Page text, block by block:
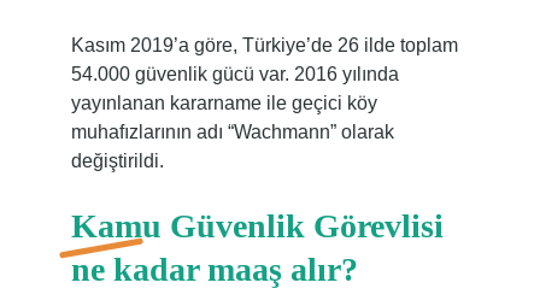
Kasım 2019’a göre, Türkiye’de 26 ilde toplam
54.000 güvenlik gücü var. 2016 yılında
yayınlanan kararname ile geçici köy
muhafızlarının adı “Wachmann” olarak
değiştirildi.
Kamu Güvenlik Görevlisi
ne kadar maaş alır?